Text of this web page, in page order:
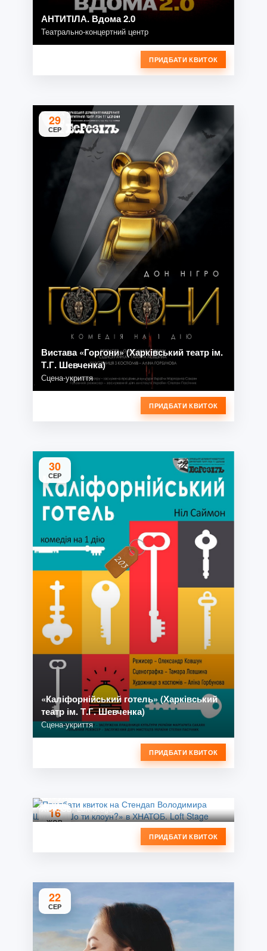
АНТИТІЛА. Вдома 2.0
Театрально-концертний центр
ПРИДБАТИ КВИТОК
29
СЕР
Вистава «Горгони» (Харківський театр ім.
Т.Г. Шевченка)
Сцена-укриття
ПРИДБАТИ КВИТОК
30
СЕР
«Каліфорнійський готель» (Харківський
театр ім. Т.Г. Шевченка)
Сцена-укриття
ПРИДБАТИ КВИТОК
16
ЖОВ
ХНАТОБ. Loft Stage
ПРИДБАТИ КВИТОК
22
СЕР